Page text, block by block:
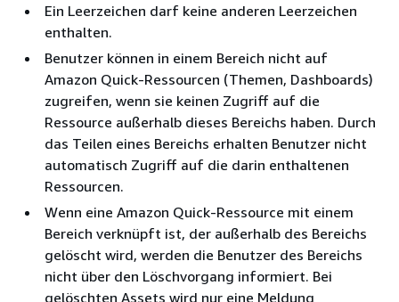
Ein Leerzeichen darf keine anderen Leerzeichen
enthalten.
Benutzer können in einem Bereich nicht auf
Amazon Quick-Ressourcen (Themen, Dashboards)
zugreifen, wenn sie keinen Zugriff auf die
Ressource außerhalb dieses Bereichs haben. Durch
das Teilen eines Bereichs erhalten Benutzer nicht
automatisch Zugriff auf die darin enthaltenen
Ressourcen.
Wenn eine Amazon Quick-Ressource mit einem
Bereich verknüpft ist, der außerhalb des Bereichs
gelöscht wird, werden die Benutzer des Bereichs
nicht über den Löschvorgang informiert. Bei
gelöschten Assets wird nur eine Meldung